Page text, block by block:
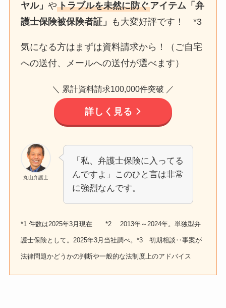
ヤル」やトラブルを未然に防ぐアイテム「弁
護士保険被保険者証」
も大変好評です！ *3
気になる方はまずは資料請求から！（ご自宅
への送付、メールへの送付が選べます）
＼ 累計資料請求100,000件突破 ／
詳しく見る
丸山弁護士
「私、弁護士保険に入ってる
んですよ」このひと言は非常
に強烈なんです。
*1 件数は2025年3月現在 *2 2013年～2024年。単独型弁
護士保険として。2025年3月当社調べ。*3 初期相談‥事案が
法律問題かどうかの判断や一般的な法制度上のアドバイス